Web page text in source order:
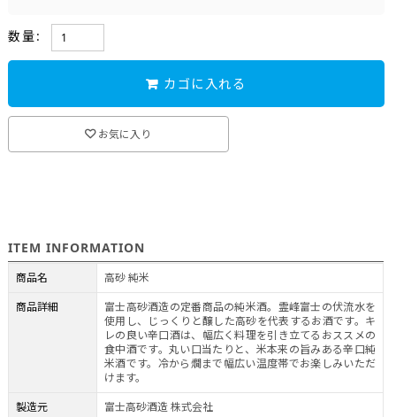
数量:
カゴに入れる
お気に入り
ITEM INFORMATION
商品名
高砂 純米
商品詳細
富士高砂酒造の定番商品の純米酒。霊峰富士の伏流水を
使用し、じっくりと醸した高砂を代表するお酒です。キ
レの良い辛口酒は、幅広く料理を引き立てるおススメの
食中酒です。丸い口当たりと、米本来の旨みある辛口純
米酒です。冷から燗まで幅広い温度帯でお楽しみいただ
けます。
製造元
富士高砂酒造 株式会社